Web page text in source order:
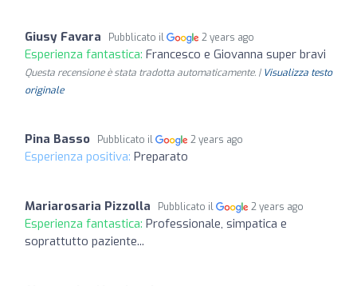
Giusy Favara Pubblicato il 2 years ago
Esperienza fantastica: Francesco e Giovanna super bravi
Questa recensione è stata tradotta automaticamente. | Visualizza testo
originale
Pina Basso Pubblicato il 2 years ago
Esperienza positiva: Preparato
Mariarosaria Pizzolla Pubblicato il 2 years ago
Esperienza fantastica: Professionale, simpatica e
soprattutto paziente...